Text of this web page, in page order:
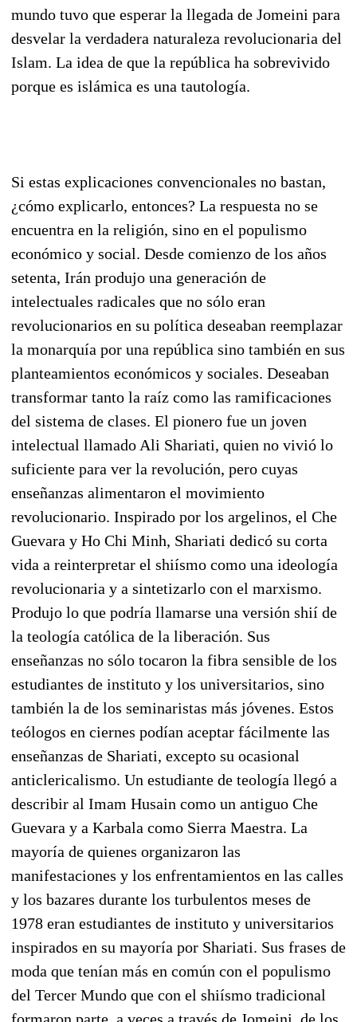
mundo tuvo que esperar la llegada de Jomeini para
desvelar la verdadera naturaleza revolucionaria del
Islam. La idea de que la república ha sobrevivido
porque es islámica es una tautología.
Si estas explicaciones convencionales no bastan,
¿cómo explicarlo, entonces? La respuesta no se
encuentra en la religión, sino en el populismo
económico y social. Desde comienzo de los años
setenta, Irán produjo una generación de
intelectuales radicales que no sólo eran
revolucionarios en su política deseaban reemplazar
la monarquía por una república sino también en sus
planteamientos económicos y sociales. Deseaban
transformar tanto la raíz como las ramificaciones
del sistema de clases. El pionero fue un joven
intelectual llamado Ali Shariati, quien no vivió lo
suficiente para ver la revolución, pero cuyas
enseñanzas alimentaron el movimiento
revolucionario. Inspirado por los argelinos, el Che
Guevara y Ho Chi Minh, Shariati dedicó su corta
vida a reinterpretar el shiísmo como una ideología
revolucionaria y a sintetizarlo con el marxismo.
Produjo lo que podría llamarse una versión shií de
la teología católica de la liberación. Sus
enseñanzas no sólo tocaron la fibra sensible de los
estudiantes de instituto y los universitarios, sino
también la de los seminaristas más jóvenes. Estos
teólogos en ciernes podían aceptar fácilmente las
enseñanzas de Shariati, excepto su ocasional
anticlericalismo. Un estudiante de teología llegó a
describir al Imam Husain como un antiguo Che
Guevara y a Karbala como Sierra Maestra. La
mayoría de quienes organizaron las
manifestaciones y los enfrentamientos en las calles
y los bazares durante los turbulentos meses de
1978 eran estudiantes de instituto y universitarios
inspirados en su mayoría por Shariati. Sus frases de
moda que tenían más en común con el populismo
del Tercer Mundo que con el shiísmo tradicional